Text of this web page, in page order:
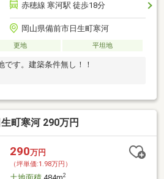
赤穂線 寒河駅 徒歩18分
岡山県備前市日生町寒河
更地 平坦地
です。建築条件無し！！
町寒河 290万円
290万円
（坪単価:1.98万円）
2